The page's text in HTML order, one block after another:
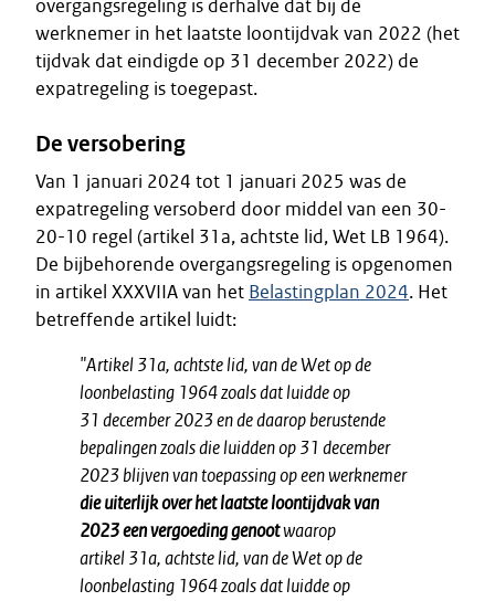
overgangsregeling is derhalve dat bij de
werknemer in het laatste loontijdvak van 2022 (het
tijdvak dat eindigde op 31 december 2022) de
expatregeling is toegepast.
De versobering
Van 1 januari 2024 tot 1 januari 2025 was de
expatregeling versoberd door middel van een 30-
20-10 regel (artikel 31a, achtste lid, Wet LB 1964).
De bijbehorende overgangsregeling is opgenomen
in artikel XXXVIIA van het Belastingplan 2024. Het
betreffende artikel luidt:
"Artikel 31a, achtste lid, van de Wet op de
loonbelasting 1964 zoals dat luidde op
31 december 2023 en de daarop berustende
bepalingen zoals die luidden op 31 december
2023 blijven van toepassing op een werknemer
die uiterlijk over het laatste loontijdvak van
2023 een vergoeding genootwaarop
artikel 31a, achtste lid, van de Wet op de
loonbelasting 1964 zoals dat luidde op